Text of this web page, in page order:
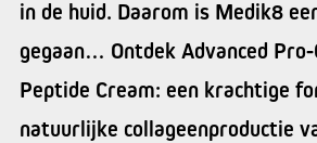
in de huid. Daarom is Medik8
gegaan… Ontdek Advanced
Peptide Cream: een krachtige
natuurlijke collageenproductie